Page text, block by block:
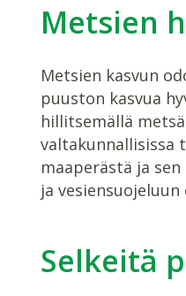
Metsien
Metsien kasvun
puuston kasvua
hillitsemällä
valtakunnallisissa
maaperästä ja
ja
Selkeitä